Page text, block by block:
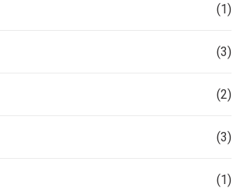
(1)
(3)
(2)
(3)
(1)